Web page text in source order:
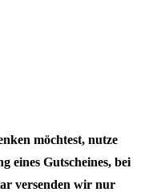
möchtest, nutze
eines Gutscheines, bei
versenden wir nur